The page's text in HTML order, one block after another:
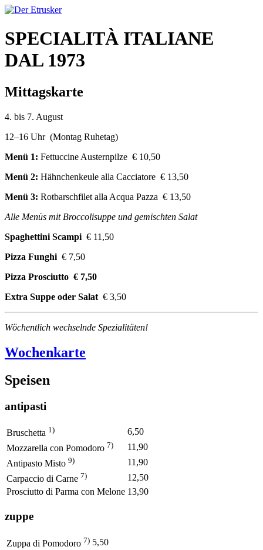
SPECIALITÀ ITALIANE
DAL 1973
Mittagskarte
4. bis 7. August
12–16 Uhr (Montag Ruhetag)
Menü 1: Fettuccine Austernpilze € 10,50
Menü 2: Hähnchenkeule alla Cacciatore € 13,50
Menü 3: Rotbarschfilet alla Acqua Pazza € 13,50
Alle Menüs mit Broccolisuppe und gemischten Salat
Spaghettini Scampi € 11,50
Pizza Funghi € 7,50
Pizza Prosciutto € 7,50
Extra Suppe oder Salat € 3,50
Wöchentlich wechselnde Spezialitäten!
Wochenkarte
Speisen
antipasti
Bruschetta 1)
6,50
Mozzarella con Pomodoro 7)
11,90
Antipasto Misto 9)
11,90
Carpaccio di Carne 7)
12,50
Prosciutto di Parma con Melone 13,90
zuppe
Zuppa di Pomodoro 7) 5,50